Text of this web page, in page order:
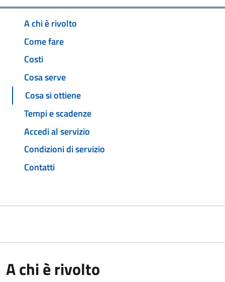
A chi è rivolto
Come fare
Costi
Cosa serve
Cosa si ottiene
Tempi e scadenze
Accedi al servizio
Condizioni di servizio
Contatti
A chi è rivolto